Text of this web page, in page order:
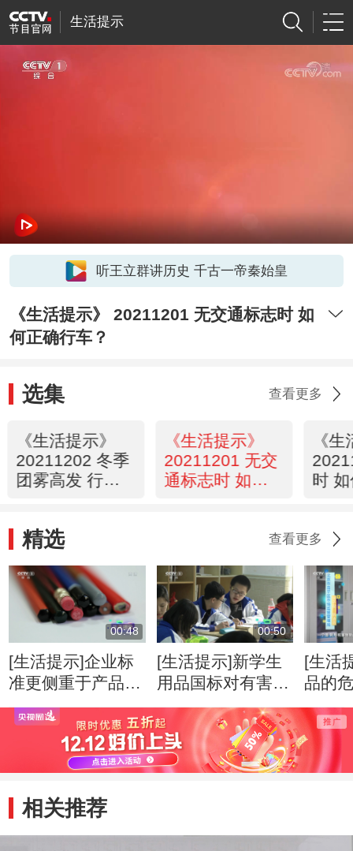
生活提示
听王立群讲历史 千古一帝秦始皇
《生活提示》 20211201 无交通标志时 如
何正确行车？
选集 查看更多
《生活提示》
20211202 冬季
团雾高发 行车
《生活提示》
20211201 无交
通标志时 如何
《
时
精选 查看更多
00:48
[生活提示]企业标
准更侧重于产品性
能质量
00:50
[生活提示]新学生
用品国标对有害物
含量要求更严
[生活
品的
害物
相关推荐